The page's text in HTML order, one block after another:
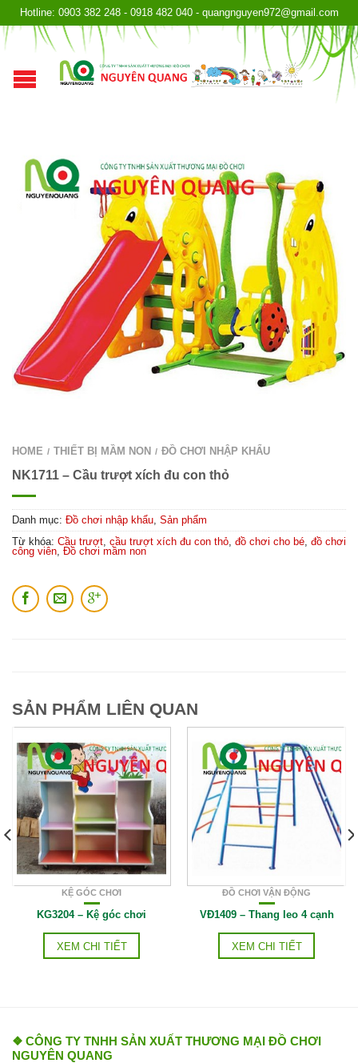
Hotline: 0903 382 248 - 0918 482 040 - quangnguyen972@gmail.com
HOME / THIẾT BỊ MẦM NON / ĐỒ CHƠI NHẬP KHẨU
NK1711 – Cầu trượt xích đu con thỏ
Danh mục: Đồ chơi nhập khẩu Sản phẩm
Từ khóa: Cầu trượt cầu trượt xích đu con thỏ đồ chơi cho bé đồ chơi
công viên Đồ chơi mầm non
SẢN PHẨM LIÊN QUAN
KỆ GÓC CHƠI
KG3204 – Kệ góc chơi
XEM CHI TIẾT
ĐỒ CHƠI VẬN ĐỘNG
VĐ1409 – Thang leo 4 cạnh
XEM CHI TIẾT
❖ CÔNG TY TNHH SẢN XUẤT THƯƠNG MẠI ĐỒ CHƠI
NGUYÊN QUANG